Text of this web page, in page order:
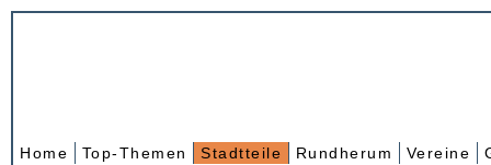
Home Top-Themen Stadtteile Rundherum Vereine